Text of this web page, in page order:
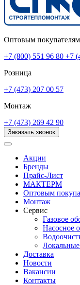
Оптовым покупателям
+7 (800) 551 96 80 +7
Розница
+7 (473) 207 00 57
Монтаж
+7 (473) 269 42 90
Заказать звонок
Акции
Бренды
Прайс-Лист
МАКТЕРМ
Оптовым
Монтаж
Сервис
Газовое
Насосное
Доставка
Новости
Вакансии
Контакты